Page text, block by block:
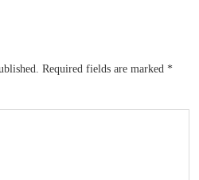
Required fields are marked *